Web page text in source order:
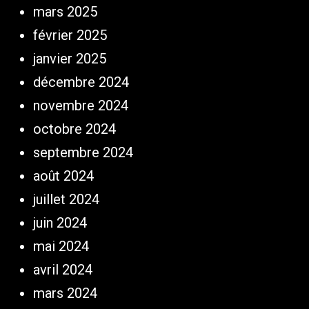
mars 2025
février 2025
janvier 2025
décembre 2024
novembre 2024
octobre 2024
septembre 2024
août 2024
juillet 2024
juin 2024
mai 2024
avril 2024
mars 2024